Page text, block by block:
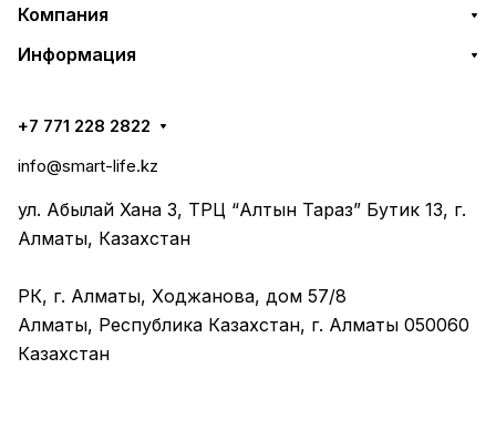
Компания
Информация
+7 771 228 2822
info@smart-life.kz
ул. Абылай Хана 3, ТРЦ “Алтын Тараз” Бутик 13, г.
Алматы, Казахстан
РК, г. Алматы, Ходжанова, дом 57/8
Алматы, Республика Казахстан, г. Алматы 050060
Казахстан